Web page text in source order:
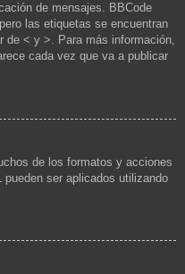
de mensajes. BBCode
las etiquetas se encuentran
de < y >. Para más información,
cada vez que va a publicar
de los formatos y acciones
ser aplicados utilizando